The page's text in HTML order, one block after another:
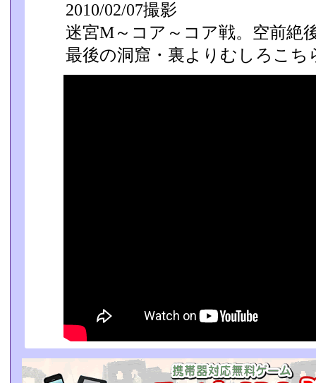
2010/02/07撮影
迷宮M～コア～コア戦。空前絶
最後の洞窟・裏よりむしろこち